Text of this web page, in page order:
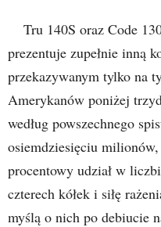
Tru 140S oraz Code
prezentuje zupełnie inną
przekazywanym tylko na
Amerykanów poniżej
według powszechnego
osiemdziesięciu milionów,
procentowy udział w
czterech kółek i siłę
myślą o nich po debiucie